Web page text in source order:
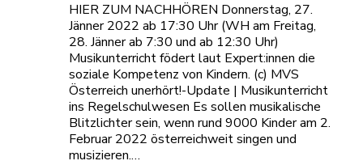
HIER ZUM NACHHÖREN Donnerstag, 27.
Jänner 2022 ab 17:30 Uhr (WH am Freitag,
28. Jänner ab 7:30 und ab 12:30 Uhr)
Musikunterricht födert laut Expert:innen die
soziale Kompetenz von Kindern. (c) MVS
Österreich unerhört!-Update | Musikunterricht
ins Regelschulwesen Es sollen musikalische
Blitzlichter sein, wenn rund 9000 Kinder am 2.
Februar 2022 österreichweit singen und
musizieren.…